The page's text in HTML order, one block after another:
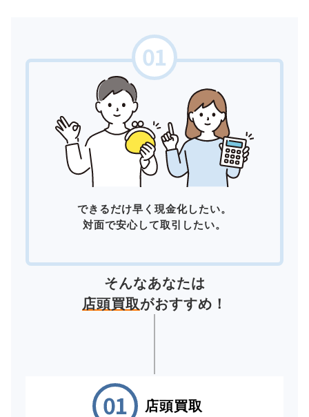
できるだけ早く現金化したい。
対面で安心して取引したい。
そんなあなたは
店頭買取がおすすめ！
店頭買取